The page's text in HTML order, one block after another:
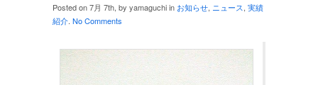
Posted on 7月 7th, by yamaguchi in お知らせ, ニュース, 実績
紹介. No Comments